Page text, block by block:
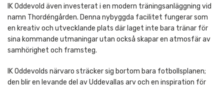
IK Oddevold även investerat i en modern träningsanläggning vid
namn Thordéngården. Denna nybyggda facilitet fungerar som
en kreativ och utvecklande plats där laget inte bara tränar för
sina kommande utmaningar utan också skapar en atmosfär av
samhörighet och framsteg.
IK Oddevolds närvaro sträcker sig bortom bara fotbollsplanen;
den blir en levande del av Uddevallas arv och en inspiration för